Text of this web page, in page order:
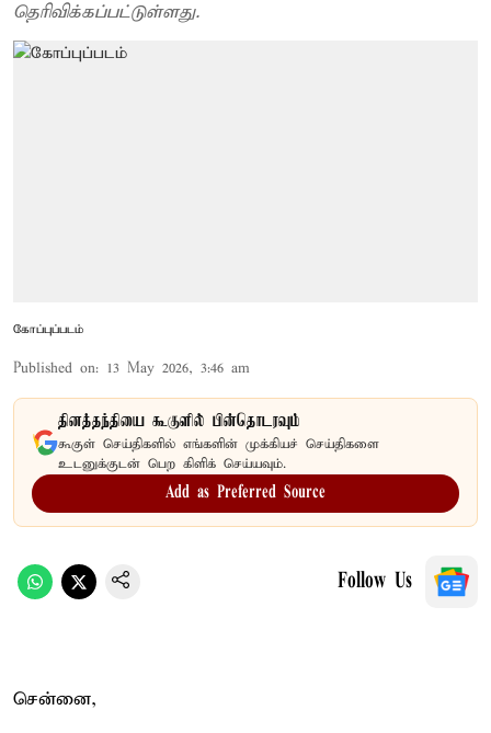
தெரிவிக்கப்பட்டுள்ளது.
கோப்புப்படம்
Published on: 13 May 2026, 3:46 am
தினத்தந்தியை கூகுளில் பின்தொடரவும்
கூகுள் செய்திகளில் எங்களின் முக்கியச் செய்திகளை
உடனுக்குடன் பெற கிளிக் செய்யவும்.
Add as Preferred Source
Follow Us
சென்னை,